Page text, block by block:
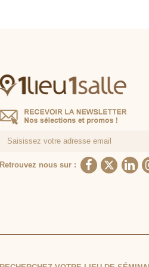
Retrouvez nous sur :